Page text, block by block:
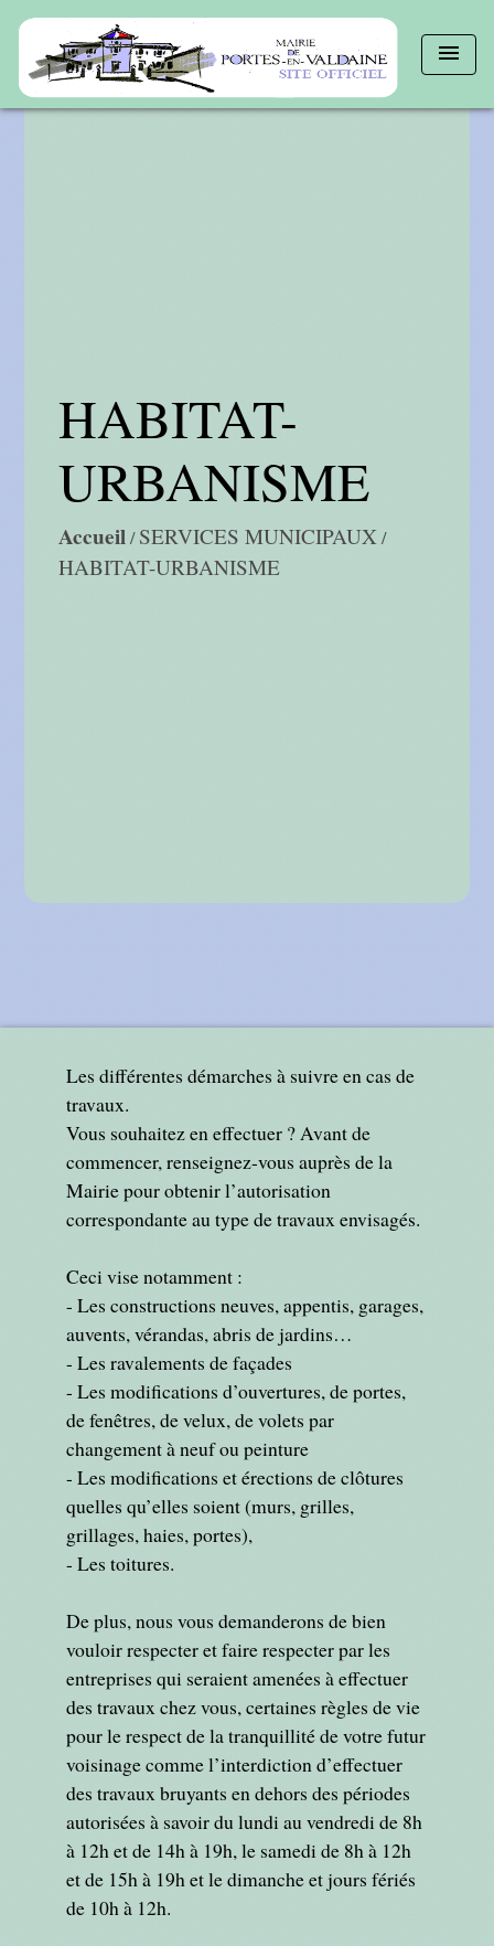
menu
HABITAT-
URBANISME
Accueil/SERVICES MUNICIPAUX /
HABITAT-URBANISME
Les différentes démarches à suivre en cas de
travaux.
Vous souhaitez en effectuer ? Avant de
commencer, renseignez-vous auprès de la
Mairie pour obtenir l’autorisation
correspondante au type de travaux envisagés.
Ceci vise notamment :
- Les constructions neuves, appentis, garages,
auvents, vérandas, abris de jardins…
- Les ravalements de façades
- Les modifications d’ouvertures, de portes,
de fenêtres, de velux, de volets par
changement à neuf ou peinture
- Les modifications et érections de clôtures
quelles qu’elles soient (murs, grilles,
grillages, haies, portes),
- Les toitures.
De plus, nous vous demanderons de bien
vouloir respecter et faire respecter par les
entreprises qui seraient amenées à effectuer
des travaux chez vous, certaines règles de vie
pour le respect de la tranquillité de votre futur
voisinage comme l’interdiction d’effectuer
des travaux bruyants en dehors des périodes
autorisées à savoir du lundi au vendredi de 8h
à 12h et de 14h à 19h, le samedi de 8h à 12h
et de 15h à 19h et le dimanche et jours fériés
de 10h à 12h.